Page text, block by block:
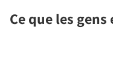
Ce que les